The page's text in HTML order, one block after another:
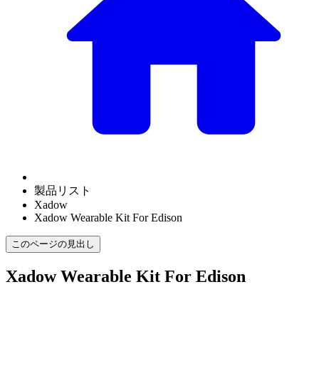
製品リスト
Xadow
Xadow Wearable Kit For Edison
このページの見出し
Xadow Wearable Kit For Edison